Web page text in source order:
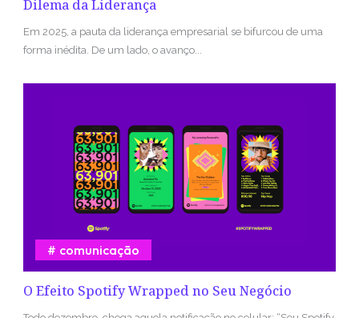
Dilema da Liderança
Em 2025, a pauta da liderança empresarial se bifurcou de uma
forma inédita. De um lado, o avanço...
O Efeito Spotify Wrapped no Seu Negócio
comunicação